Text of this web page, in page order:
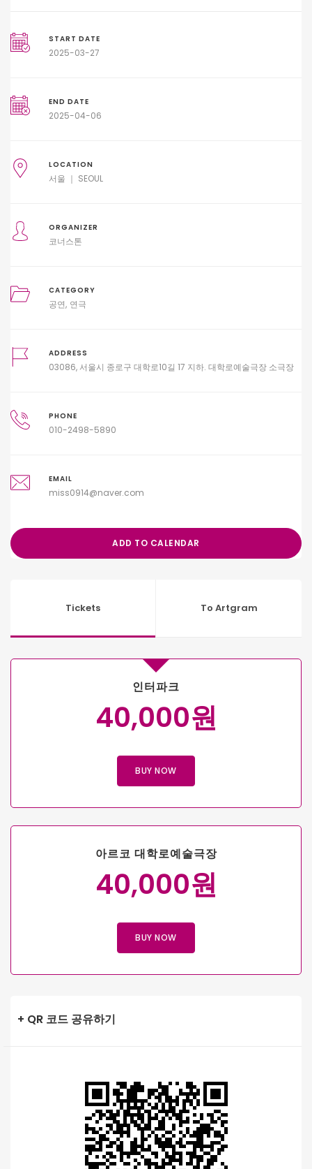
START DATE
2025-03-27
END DATE
2025-04-06
LOCATION
서울 ｜ SEOUL
ORGANIZER
코너스톤
CATEGORY
공연 연극
ADDRESS
03086, 서울시 종로구 대학로10길 17 지하. 대학로예술극장 소극장
PHONE
010-2498-5890
EMAIL
miss0914@naver.com
ADD TO CALENDAR
Tickets To Artgram
인터파크
40,000원
BUY NOW
아르코 대학로예술극장
40,000원
BUY NOW
+ QR 코드 공유하기